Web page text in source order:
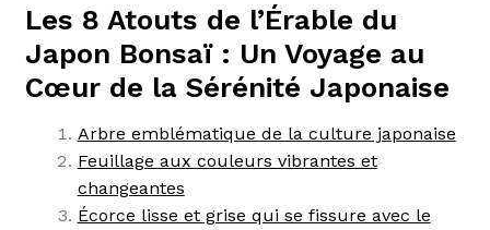
Les 8 Atouts de l’Érable du
Japon Bonsaï : Un Voyage au
Cœur de la Sérénité Japonaise
Arbre emblématique de la culture japonaise
Feuillage aux couleurs vibrantes et
changeantes
Écorce lisse et grise qui se fissure avec le